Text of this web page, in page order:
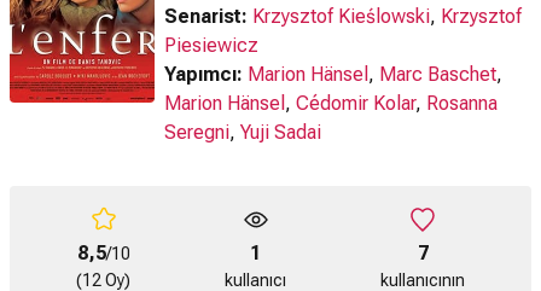
Senarist: Krzysztof Kieślowski, Krzysztof
Piesiewicz
Yapımcı: Marion Hänsel , Marc Baschet,
Marion Hänsel , Cédomir Kolar, Rosanna
Seregni, Yuji Sadai
8,5/10
(12 Oy)
1
kullanıcı
7
kullanıcının